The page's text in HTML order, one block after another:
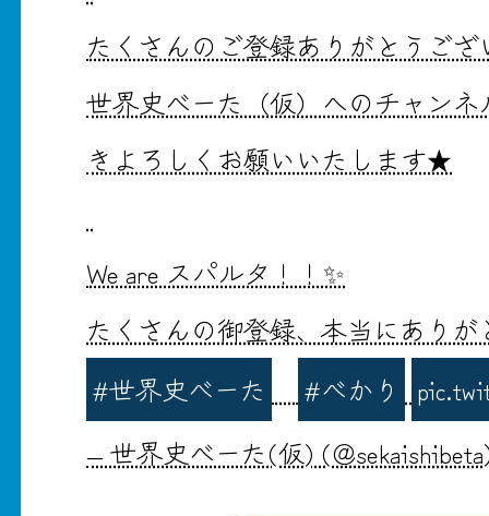
たくさんのご登録ありがとうござ
世界史べーた（仮）へのチャン
きよろしくお願いいたします★
We are スパルタ！！✨
たくさんの御登録、本当にあり
#世界史べーた
#べかり
— 世界史べーた(仮)